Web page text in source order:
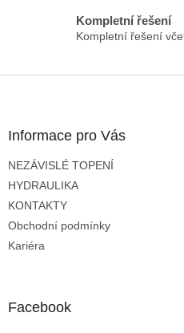
i
Kompletní řešení
Kompletní řešení
Informace pro Vás
NEZÁVISLÉ TOPENÍ
HYDRAULIKA
KONTAKTY
Obchodní podmínky
Kariéra
Facebook